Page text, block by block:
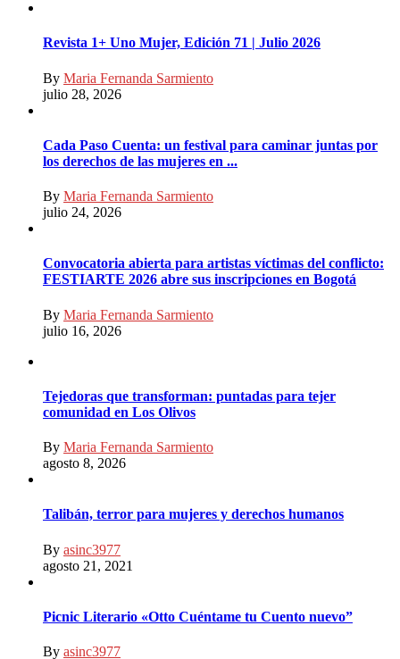
Revista 1+ Uno Mujer, Edición 71 | Julio 2026
By Maria Fernanda Sarmiento
julio 28, 2026
Cada Paso Cuenta: un festival para caminar juntas por
los derechos de las mujeres en ...
By Maria Fernanda Sarmiento
julio 24, 2026
Convocatoria abierta para artistas víctimas del conflicto:
FESTIARTE 2026 abre sus inscripciones en Bogotá
By Maria Fernanda Sarmiento
julio 16, 2026
Tejedoras que transforman: puntadas para tejer
comunidad en Los Olivos
By Maria Fernanda Sarmiento
agosto 8, 2026
Talibán, terror para mujeres y derechos humanos
By asinc3977
agosto 21, 2021
Picnic Literario «Otto Cuéntame tu Cuento nuevo”
By asinc3977